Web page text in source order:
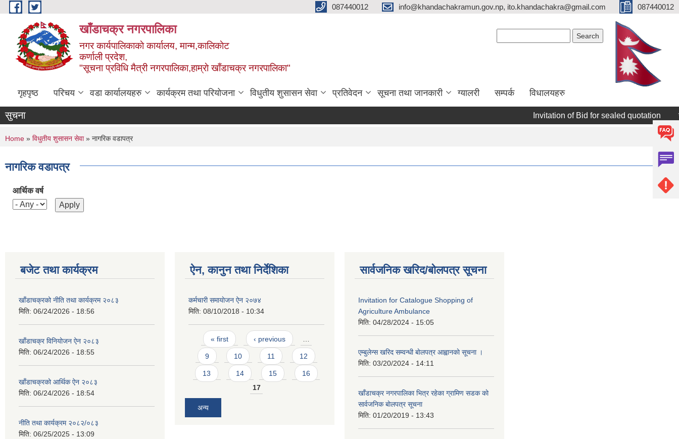
Skip to main content 087440012 info@khandachakramun.gov.np, ito.khandachakra@gmail.com 087440012
खाँडाचक्र नगरपालिका
नगर कार्यपालिकाकाे कार्यालय, मान्म,कालिकाेट
क‍र्णाली प्रदेश,
"सूचना प्रविधि मैत्री नगरपालिका,हाम्राे खाँडाचक्र नगरपालिका"
गृहपृष्ठ परिचय वडा कार्यालयहरु कार्यक्रम तथा परियोजना विधुतीय शुसासन सेवा प्रतिवेदन सूचना तथा जानकारी ग्यालरी सम्पर्क विधालयहरु
सुचना Invitation of Bid for sealed quotation
You are here
Home » विधुतीय शुसासन सेवा» नागरिक वडापत्र
नागरिक वडापत्र
आर्थिक वर्ष
बजेट तथा कार्यक्रम
खाँडाचक्रको नीति तथा कार्यक्रम २०८३
मिति: 06/24/2026 - 18:56
खाँडाचक्र विनियोजन ऐन २०८३
मिति: 06/24/2026 - 18:55
खाँडाचक्रको आर्थिक ऐन २०८३
मिति: 06/24/2026 - 18:54
नीति तथा कार्यक्रम २०८२/०८३
मिति: 06/25/2025 - 13:09
ऐन, कानुन तथा निर्देशिका
कर्मचारी समायाेजन ऐन २०७४
मिति: 08/10/2018 - 10:34
Pages
« first ‹ previous
9 10 11 12
13 14 15
16
17
अन्य
सार्वजनिक खरिद/बोलपत्र सूचना
Invitation for Catalogue Shopping of
Agriculture Ambulance
मिति: 04/28/2024 - 15:05
एम्बुलेन्स खरिद सम्वन्धी बाेलपत्र आह्वानकाे सूचना ।
मिति: 03/20/2024 - 14:11
खाँडाचक्र नगरपालिका भित्र रहेका ग्रामिण सडक काे
सार्वजनिक बाेलपत्र सूचना
मिति: 01/20/2019 - 13:43